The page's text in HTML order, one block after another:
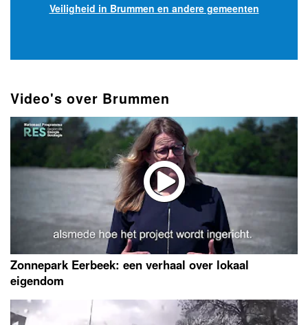
Veiligheid in Brummen en andere gemeenten
Video's over Brummen
Zonnepark Eerbeek: een verhaal over lokaal
eigendom